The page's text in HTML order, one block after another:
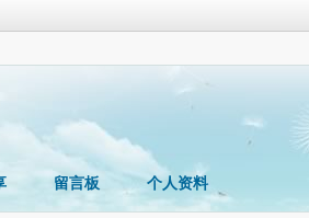
留言板 个人资料